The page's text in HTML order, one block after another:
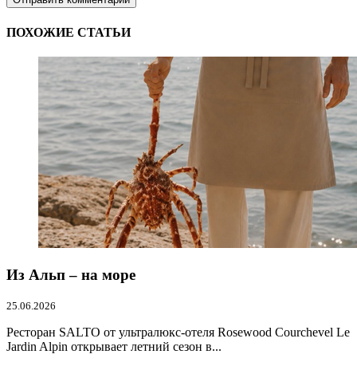
ПОХОЖИЕ СТАТЬИ
Из Альп – на море
25.06.2026
Ресторан SALTO от ультралюкс-отеля Rosewood Courchevel Le
Jardin Alpin открывает летний сезон в...